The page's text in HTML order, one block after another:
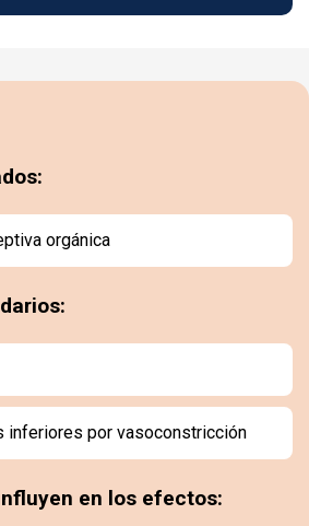
orgánica
inferiores por vasoconstricción
en los efectos: